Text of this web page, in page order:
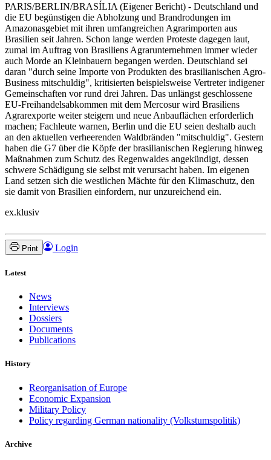
PARIS/BERLIN/BRASÍLIA (Eigener Bericht) - Deutschland und
die EU begünstigen die Abholzung und Brandrodungen im
Amazonasgebiet mit ihren umfangreichen Agrarimporten aus
Brasilien seit Jahren. Schon lange werden Proteste dagegen laut,
zumal im Auftrag von Brasiliens Agrarunternehmen immer wieder
auch Morde an Kleinbauern begangen werden. Deutschland sei
daran "durch seine Importe von Produkten des brasilianischen Agro-
Business mitschuldig", kritisierten beispielsweise Vertreter indigener
Gemeinschaften vor rund drei Jahren. Das unlängst geschlossene
EU-Freihandelsabkommen mit dem Mercosur wird Brasiliens
Agrarexporte weiter steigern und neue Anbauflächen erforderlich
machen; Fachleute warnen, Berlin und die EU seien deshalb auch
an den aktuellen verheerenden Waldbränden "mitschuldig". Gestern
haben die G7 über die Köpfe der brasilianischen Regierung hinweg
Maßnahmen zum Schutz des Regenwaldes angekündigt, dessen
schwere Schädigung sie selbst mit verursacht haben. Im eigenen
Land setzen sich die westlichen Mächte für den Klimaschutz, den
sie damit von Brasilien einfordern, nur unzureichend ein.
ex.klusiv
Print Login
Latest
News
Interviews
Dossiers
Documents
Publications
History
Reorganisation of Europe
Economic Expansion
Military Policy
Policy regarding German nationality (Volkstumspolitik)
Archive